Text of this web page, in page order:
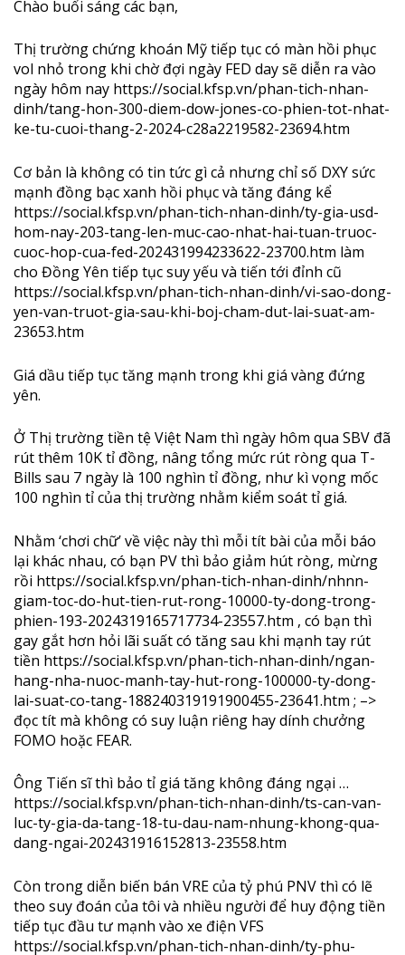
Chào buổi sáng các bạn,
Thị trường chứng khoán Mỹ tiếp tục có màn hồi phục
vol nhỏ trong khi chờ đợi ngày FED day sẽ diễn ra vào
ngày hôm nay https://social.kfsp.vn/phan-tich-nhan-
dinh/tang-hon-300-diem-dow-jones-co-phien-tot-nhat-
ke-tu-cuoi-thang-2-2024-c28a2219582-23694.htm
Cơ bản là không có tin tức gì cả nhưng chỉ số DXY sức
mạnh đồng bạc xanh hồi phục và tăng đáng kể
https://social.kfsp.vn/phan-tich-nhan-dinh/ty-gia-usd-
hom-nay-203-tang-len-muc-cao-nhat-hai-tuan-truoc-
cuoc-hop-cua-fed-202431994233622-23700.htm làm
cho Đồng Yên tiếp tục suy yếu và tiến tới đỉnh cũ
https://social.kfsp.vn/phan-tich-nhan-dinh/vi-sao-dong-
yen-van-truot-gia-sau-khi-boj-cham-dut-lai-suat-am-
23653.htm
Giá dầu tiếp tục tăng mạnh trong khi giá vàng đứng
yên.
Ở Thị trường tiền tệ Việt Nam thì ngày hôm qua SBV đã
rút thêm 10K tỉ đồng, nâng tổng mức rút ròng qua T-
Bills sau 7 ngày là 100 nghìn tỉ đồng, như kì vọng mốc
100 nghìn tỉ của thị trường nhằm kiểm soát tỉ giá.
Nhằm ‘chơi chữ’ về việc này thì mỗi tít bài của mỗi báo
lại khác nhau, có bạn PV thì bảo giảm hút ròng, mừng
rồi https://social.kfsp.vn/phan-tich-nhan-dinh/nhnn-
giam-toc-do-hut-tien-rut-rong-10000-ty-dong-trong-
phien-193-2024319165717734-23557.htm , có bạn thì
gay gắt hơn hỏi lãi suất có tăng sau khi mạnh tay rút
tiền https://social.kfsp.vn/phan-tich-nhan-dinh/ngan-
hang-nha-nuoc-manh-tay-hut-rong-100000-ty-dong-
lai-suat-co-tang-188240319191900455-23641.htm ; –>
đọc tít mà không có suy luận riêng hay dính chưởng
FOMO hoặc FEAR.
Ông Tiến sĩ thì bảo tỉ giá tăng không đáng ngại …
https://social.kfsp.vn/phan-tich-nhan-dinh/ts-can-van-
luc-ty-gia-da-tang-18-tu-dau-nam-nhung-khong-qua-
dang-ngai-202431916152813-23558.htm
Còn trong diễn biến bán VRE của tỷ phú PNV thì có lẽ
theo suy đoán của tôi và nhiều người để huy động tiền
tiếp tục đầu tư mạnh vào xe điện VFS
https://social.kfsp.vn/phan-tich-nhan-dinh/ty-phu-